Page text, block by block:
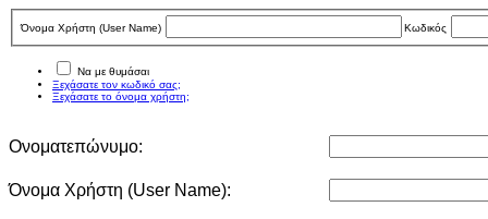
Όνομα Χρήστη (User Νame) Κωδικός
Να με θυμάσαι
Ξεχάσατε τον κωδικό σας;
Ξεχάσατε το όνομα χρήστη;
Ονοματεπώνυμο:
Όνομα Χρήστη (User Νame):